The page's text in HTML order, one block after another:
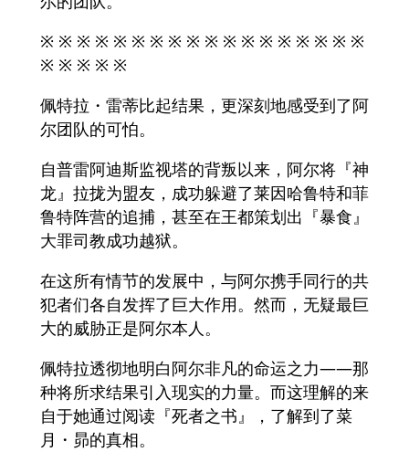
※ ※ ※ ※ ※ ※ ※ ※ ※ ※ ※ ※ ※ ※ ※ ※ ※ ※
※ ※ ※ ※ ※
佩特拉・雷蒂比起结果，更深刻地感受到了阿
尔团队的可怕。
自普雷阿迪斯监视塔的背叛以来，阿尔将『神
龙』拉拢为盟友，成功躲避了莱因哈鲁特和菲
鲁特阵营的追捕，甚至在王都策划出『暴食』
大罪司教成功越狱。
在这所有情节的发展中，与阿尔携手同行的共
犯者们各自发挥了巨大作用。然而，无疑最巨
大的威胁正是阿尔本人。
佩特拉透彻地明白阿尔非凡的命运之力——那
种将所求结果引入现实的力量。而这理解的来
自于她通过阅读『死者之书』，了解到了菜
月・昴的真相。